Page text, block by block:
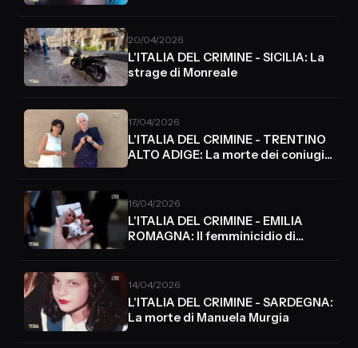
20/04/2026
L'ITALIA DEL CRIMINE - SICILIA: La
strage di Monreale
17/04/2026
L'ITALIA DEL CRIMINE - TRENTINO
ALTO ADIGE: La morte dei coniugi
16/04/2026
L'ITALIA DEL CRIMINE - EMILIA
ROMAGNA: Il femminicidio di
14/04/2026
L'ITALIA DEL CRIMINE - SARDEGNA:
La morte di Manuela Murgia